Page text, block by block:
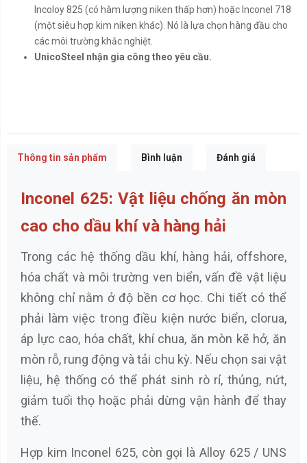
Incoloy 825 (có hàm lượng niken thấp hơn) hoặc Inconel 718
(một siêu hợp kim niken khác). Nó là lựa chọn hàng đầu cho
các môi trường khắc nghiệt.
UnicoSteel nhận gia công theo yêu cầu.
Thông tin sản phẩm Bình luận Đánh giá
Inconel 625: Vật liệu chống ăn mòn
cao cho dầu khí và hàng hải
Trong các hệ thống dầu khí, hàng hải, offshore,
hóa chất và môi trường ven biển, vấn đề vật liệu
không chỉ nằm ở độ bền cơ học. Chi tiết có thể
phải làm việc trong điều kiện nước biển, clorua,
áp lực cao, hóa chất, khí chua, ăn mòn kẽ hở, ăn
mòn rỗ, rung động và tải chu kỳ. Nếu chọn sai vật
liệu, hệ thống có thể phát sinh rò rỉ, thủng, nứt,
giảm tuổi thọ hoặc phải dừng vận hành để thay
thế.
Hợp kim Inconel 625, còn gọi là Alloy 625 / UNS